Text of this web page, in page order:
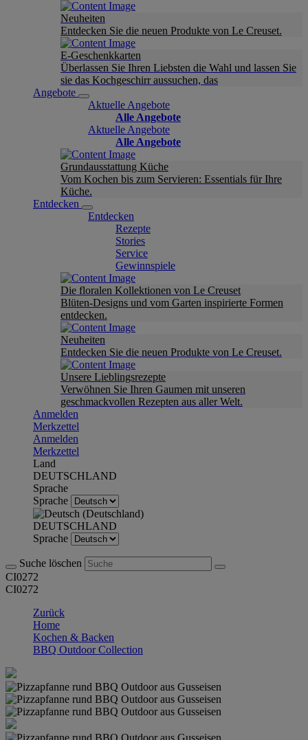
Neuheiten
Entdecken Sie die neuen Produkte von Le Creuset.
E-Geschenkkarten
Überlassen Sie Ihren Liebsten die Wahl und lassen Sie
sie das Kochgeschirr aussuchen, das
Angebote
Aktuelle Angebote
Alle Angebote
Aktuelle Angebote
Alle Angebote
Grundausstattung Küche
Vom Kochen bis zum Servieren: Essentials für Ihre
Küche.
Entdecken
Entdecken
Rezepte
Stories
Service
Gewinnspiele
Die floralen Kollektionen von Le Creuset
Blüten-Designs und vom Garten inspirierte Formen
entdecken.
Neuheiten
Entdecken Sie die neuen Produkte von Le Creuset.
Unsere Lieblingsrezepte
Verwöhnen Sie Ihren Gaumen mit unseren
geschmackvollen Rezepten aus aller Welt.
Anmelden
Merkzettel
Anmelden
Merkzettel
Land
DEUTSCHLAND
Sprache
Sprache
DEUTSCHLAND
Sprache
Suche löschen
CI0272
CI0272
Zurück
Home
Kochen & Backen
BBQ Outdoor Collection